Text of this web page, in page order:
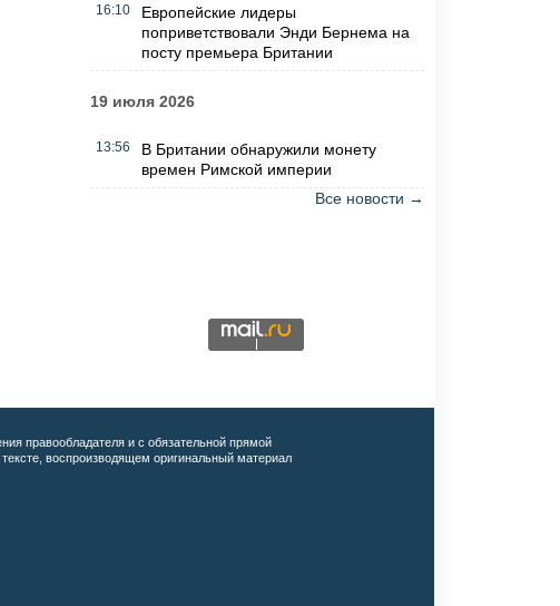
16:10
Европейские лидеры
поприветствовали Энди Бернема на
посту премьера Британии
19 июля 2026
13:56
В Британии обнаружили монету
времен Римской империи
Все новости →
правообладателя и с обязательной прямой
воспроизводящем оригинальный материал